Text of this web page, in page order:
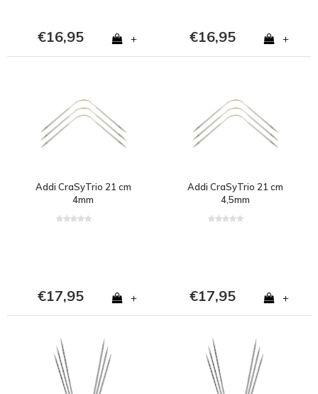
€16,95 + €16,95 +
Addi CraSyTrio 21 cm
4mm
€17,95 +
Addi CraSyTrio 21 cm
4,5mm
€17,95 +